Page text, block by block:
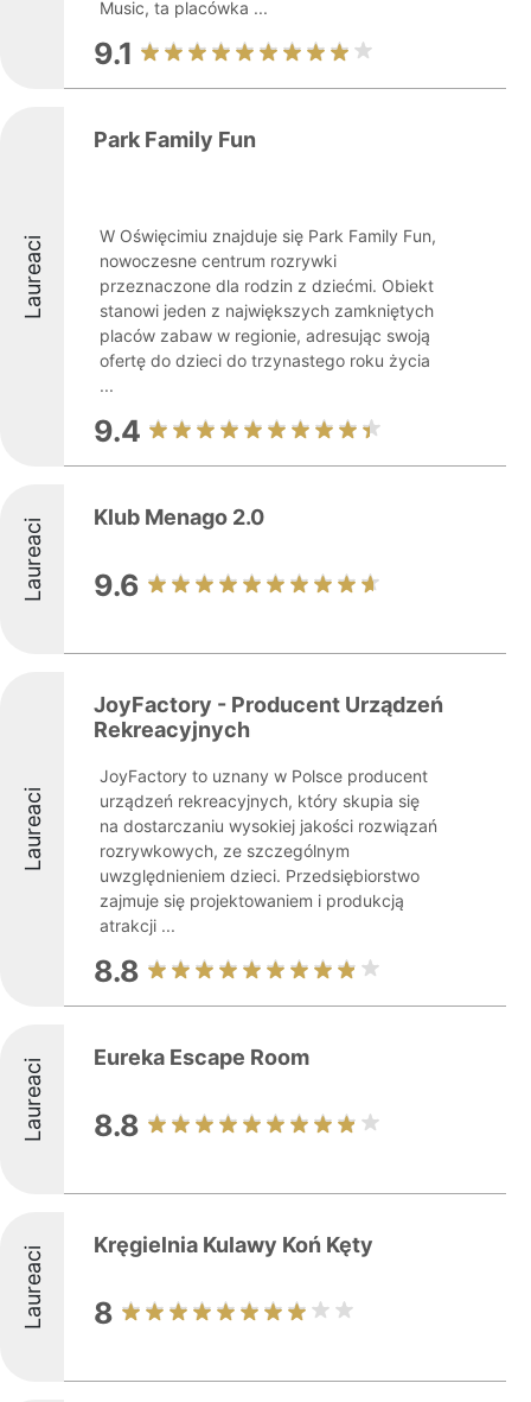
Music, ta placówka ...
9.1
Laureaci
Park Family Fun
W Oświęcimiu znajduje się Park Family Fun,
nowoczesne centrum rozrywki
przeznaczone dla rodzin z dziećmi. Obiekt
stanowi jeden z największych zamkniętych
placów zabaw w regionie, adresując swoją
ofertę do dzieci do trzynastego roku życia
...
9.4
Laureaci Klub Menago 2.0
9.6
Laureaci
JoyFactory - Producent Urządzeń
Rekreacyjnych
JoyFactory to uznany w Polsce producent
urządzeń rekreacyjnych, który skupia się
na dostarczaniu wysokiej jakości rozwiązań
rozrywkowych, ze szczególnym
uwzględnieniem dzieci. Przedsiębiorstwo
zajmuje się projektowaniem i produkcją
atrakcji ...
8.8
Laureaci Eureka Escape Room
8.8
Laureaci Kręgielnia Kulawy Koń Kęty
8